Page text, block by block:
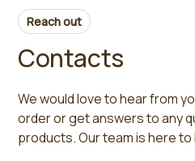
Reach out
Contacts
We would love to hear from
order or get answers to any
products. Our team is here to